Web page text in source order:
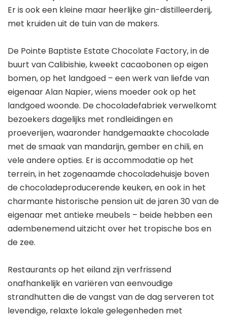
Er is ook een kleine maar heerlijke gin-distilleerderij,
met kruiden uit de tuin van de makers.
De Pointe Baptiste Estate Chocolate Factory, in de
buurt van Calibishie, kweekt cacaobonen op eigen
bomen, op het landgoed – een werk van liefde van
eigenaar Alan Napier, wiens moeder ook op het
landgoed woonde. De chocoladefabriek verwelkomt
bezoekers dagelijks met rondleidingen en
proeverijen, waaronder handgemaakte chocolade
met de smaak van mandarijn, gember en chili, en
vele andere opties. Er is accommodatie op het
terrein, in het zogenaamde chocoladehuisje boven
de chocoladeproducerende keuken, en ook in het
charmante historische pension uit de jaren 30 van de
eigenaar met antieke meubels – beide hebben een
adembenemend uitzicht over het tropische bos en
de zee.
Restaurants op het eiland zijn verfrissend
onafhankelijk en variëren van eenvoudige
strandhutten die de vangst van de dag serveren tot
levendige, relaxte lokale gelegenheden met